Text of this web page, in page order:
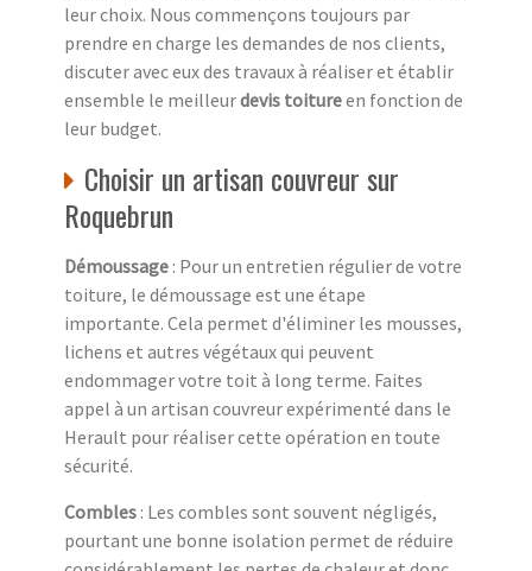
leur choix. Nous commençons toujours par
prendre en charge les demandes de nos clients,
discuter avec eux des travaux à réaliser et établir
ensemble le meilleurdevis toitureen fonction de
leur budget.
Choisir un artisan couvreur sur
Roquebrun
Démoussage : Pour un entretien régulier de votre
toiture, le démoussage est une étape
importante. Cela permet d'éliminer les mousses,
lichens et autres végétaux qui peuvent
endommager votre toit à long terme. Faites
appel à un artisan couvreur expérimenté dans le
Herault pour réaliser cette opération en toute
sécurité.
Combles : Les combles sont souvent négligés,
pourtant une bonne isolation permet de réduire